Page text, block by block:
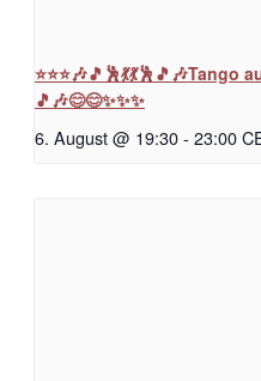
⭐⭐⭐🎶🎵🕺💃💃🕺🎵🎶Tango
🎵🎶😊😊✨✨✨
6. August @ 19:30- 23:00